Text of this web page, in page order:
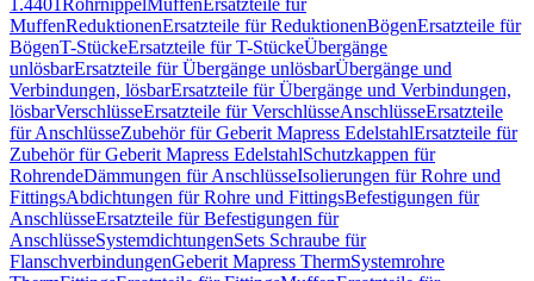
1.4401RohrnippelMuffenErsatzteile für
MuffenReduktionenErsatzteile für ReduktionenBögenErsatzteile für
BögenT-StückeErsatzteile für T-StückeÜbergänge
unlösbarErsatzteile für Übergänge unlösbarÜbergänge und
Verbindungen, lösbarErsatzteile für Übergänge und Verbindungen,
lösbarVerschlüsseErsatzteile für VerschlüsseAnschlüsseErsatzteile
für AnschlüsseZubehör für Geberit Mapress EdelstahlErsatzteile für
Zubehör für Geberit Mapress EdelstahlSchutzkappen für
RohrendeDämmungen für AnschlüsseIsolierungen für Rohre und
FittingsAbdichtungen für Rohre und FittingsBefestigungen für
AnschlüsseErsatzteile für Befestigungen für
AnschlüsseSystemdichtungenSets Schraube für
FlanschverbindungenGeberit Mapress ThermSystemrohre